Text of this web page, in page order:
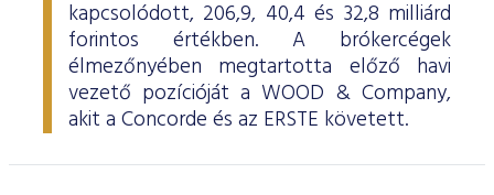
kapcsolódott, 206,9, 40,4 és 32,8 milliárd
forintos értékben. A brókercégek
élmezőnyében megtartotta előző havi
vezető pozícióját a WOOD & Company,
akit a Concorde és az ERSTE követett.